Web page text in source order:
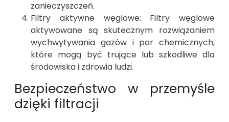
zanieczyszczeń.
Filtry aktywne węglowe: Filtry węglowe
aktywowane są skutecznym rozwiązaniem
wychwytywania gazów i par chemicznych,
które mogą być trujące lub szkodliwe dla
środowiska i zdrowia ludzi.
Bezpieczeństwo w przemyśle
dzięki filtracji